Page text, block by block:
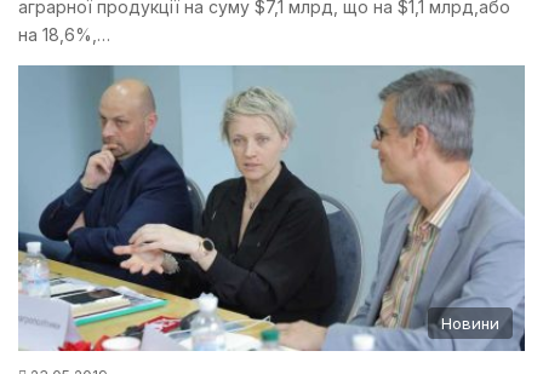
аграрної продукції на суму $7,1 млрд, що на $1,1 млрд,або
на 18,6%,…
Новини